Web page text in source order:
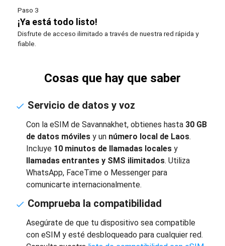
Paso 3
¡Ya está todo listo!
Disfrute de acceso ilimitado a través de nuestra red rápida y
fiable.
Cosas que hay que saber
Servicio de datos y voz
Con la eSIM de Savannakhet, obtienes hasta 30 GB
de datos móviles y un número local de Laos.
Incluye 10 minutos de llamadas locales y
llamadas entrantes y SMS ilimitados. Utiliza
WhatsApp, FaceTime o Messenger para
comunicarte internacionalmente.
Comprueba la compatibilidad
Asegúrate de que tu dispositivo sea compatible
con eSIM y esté desbloqueado para cualquier red.